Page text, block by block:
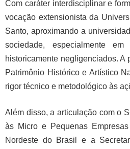
Com caráter interdisciplinar e
vocação extensionista da
Santo, aproximando a
sociedade, especialmente
historicamente negligenciados. A
Patrimônio Histórico e Artístico
rigor técnico e metodológico às
Além disso, a articulação com o
às Micro e Pequenas
Nordeste do Brasil e a